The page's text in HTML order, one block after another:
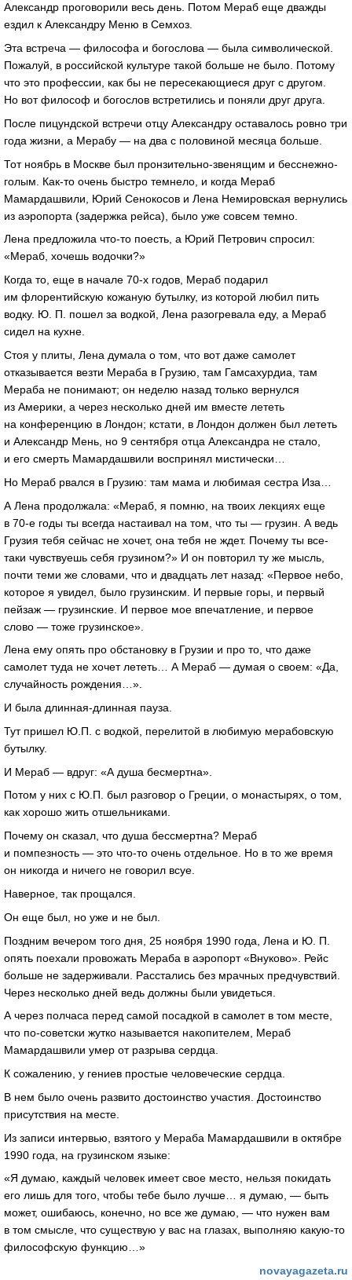
Александр проговорили весь день. Потом Мераб еще дважды
ездил к Александру Меню в Семхоз.
Эта встреча — философа и богослова — была символической.
Пожалуй, в российской культуре такой больше не было. Потому
что это профессии, как бы не пересекающиеся друг с другом.
Но вот философ и богослов встретились и поняли друг друга.
После пицундской встречи отцу Александру оставалось ровно три
года жизни, а Мерабу — на два с половиной месяца больше.
Тот ноябрь в Москве был пронзительно-звенящим и бесснежно-
голым. Как-то очень быстро темнело, и когда Мераб
Мамардашвили, Юрий Сенокосов и Лена Немировская вернулись
из аэропорта (задержка рейса), было уже совсем темно.
Лена предложила что-то поесть, а Юрий Петрович спросил:
«Мераб, хочешь водочки?»
Когда то, еще в начале 70-х годов, Мераб подарил
им флорентийскую кожаную бутылку, из которой любил пить
водку. Ю. П. пошел за водкой, Лена разогревала еду, а Мераб
сидел на кухне.
Стоя у плиты, Лена думала о том, что вот даже самолет
отказывается везти Мераба в Грузию, там Гамсахурдиа, там
Мераба не понимают; он неделю назад только вернулся
из Америки, а через несколько дней им вместе лететь
на конференцию в Лондон; кстати, в Лондон должен был лететь
и Александр Мень, но 9 сентября отца Александра не стало,
и его смерть Мамардашвили воспринял мистически…
Но Мераб рвался в Грузию: там мама и любимая сестра Иза…
А Лена продолжала: «Мераб, я помню, на твоих лекциях еще
в 70-е годы ты всегда настаивал на том, что ты — грузин. А ведь
Грузия тебя сейчас не хочет, она тебя не ждет. Почему ты все-
таки чувствуешь себя грузином?» И он повторил ту же мысль,
почти теми же словами, что и двадцать лет назад: «Первое небо,
которое я увидел, было грузинским. И первые горы, и первый
пейзаж — грузинские. И первое мое впечатление, и первое
слово — тоже грузинское».
Лена ему опять про обстановку в Грузии и про то, что даже
самолет туда не хочет лететь… А Мераб — думая о своем: «Да,
случайность рождения…».
И была длинная-длинная пауза.
Тут пришел Ю.П. с водкой, перелитой в любимую мерабовскую
бутылку.
И Мераб — вдруг: «А душа бесмертна».
Потом у них с Ю.П. был разговор о Греции, о монастырях, о том,
как хорошо жить отшельниками.
Почему он сказал, что душа бессмертна? Мераб
и помпезность — это что-то очень отдельное. Но в то же время
он никогда и ничего не говорил всуе.
Наверное, так прощался.
Он еще был, но уже и не был.
Поздним вечером того дня, 25 ноября 1990 года, Лена и Ю. П.
опять поехали провожать Мераба в аэропорт «Внуково». Рейс
больше не задерживали. Расстались без мрачных предчувствий.
Через несколько дней ведь должны были увидеться.
А через полчаса перед самой посадкой в самолет в том месте,
что по-советски жутко называется накопителем, Мераб
Мамардашвили умер от разрыва сердца.
К сожалению, у гениев простые человеческие сердца.
В нем было очень развито достоинство участия. Достоинство
присутствия на месте.
Из записи интервью, взятого у Мераба Мамардашвили в октябре
1990 года, на грузинском языке:
«Я думаю, каждый человек имеет свое место, нельзя покидать
его лишь для того, чтобы тебе было лучше… я думаю, — быть
может, ошибаюсь, конечно, но все же думаю, — что нужен вам
в том смысле, что существую у вас на глазах, выполняю какую-то
философскую функцию…»
novayagazeta.ru